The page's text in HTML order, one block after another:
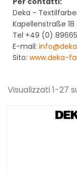
Deka -
Kapellenstraße
Tel +49 (0)
E-mail:
Sito: www.deka-
Visualizzati 1-27